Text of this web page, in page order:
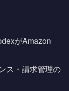
がAmazon
ス・請求管理の